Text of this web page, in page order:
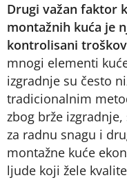
Drugi važan faktor
montažnih kuća je
kontrolisani
mnogi elementi
izgradnje su često
tradicionalnim
zbog brže
za radnu snagu i
montažne kuće
ljude koji žele